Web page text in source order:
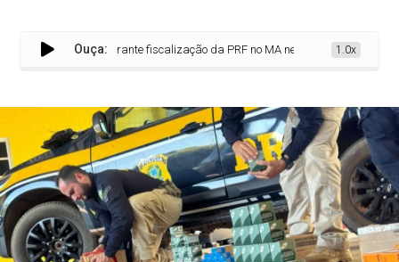
Ouça:
apreendidas durante fiscalização da PRF no MA nesta terça (16)1.0x